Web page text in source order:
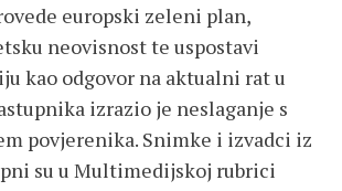
europski zeleni plan,
neovisnost te uspostavi
kao odgovor na aktualni rat u
izrazio je neslaganje s
povjerenika. Snimke i izvadci iz
su u Multimedijskoj rubrici